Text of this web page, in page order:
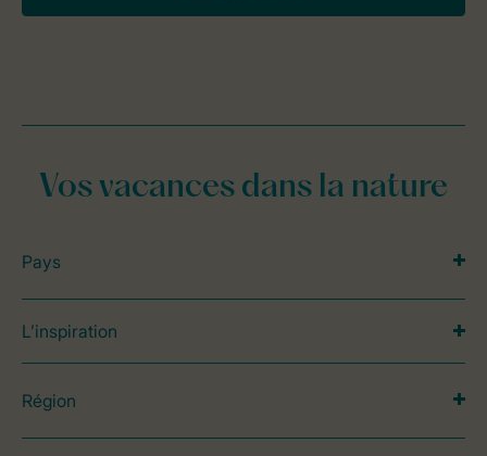
Vos vacances dans la nature
Pays
L’inspiration
Région